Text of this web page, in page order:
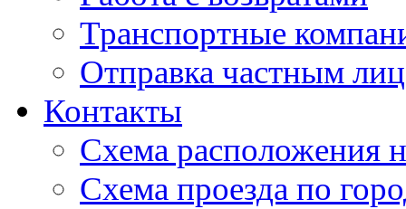
Транспортные
Отправка частным
Контакты
Схема расположения
Схема проезда по